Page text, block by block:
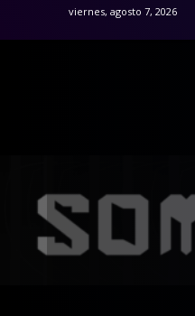
viernes, agosto 7, 2026